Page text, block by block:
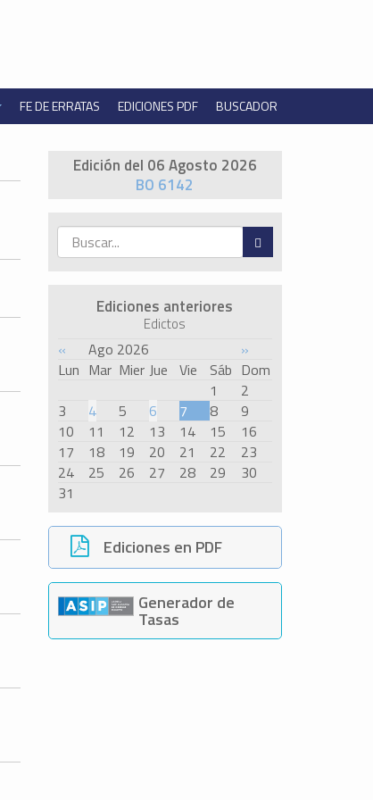
FE DE ERRATAS EDICIONES PDF BUSCADOR
Edición del 06 Agosto 2026
BO 6142
Ediciones anteriores
Edictos
« Ago 2026
»
Lun Mar Mier Jue Vie Sáb Dom
1
2
3
4 5 6 7 8
9
10
11 12 13 14 15
16
17
18 19 20 21 22
23
24
25 26 27 28 29
30
31
Ediciones en PDF
Generador de
Tasas